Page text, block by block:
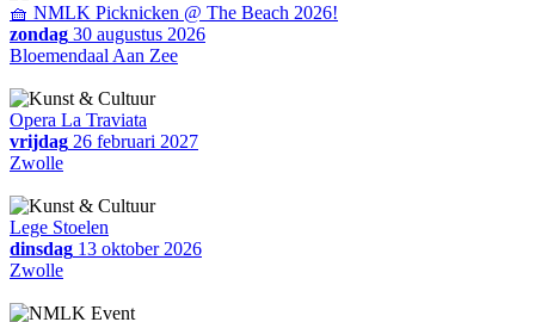
🧺 NMLK Picknicken @ The Beach 2026!
zondag 30 augustus 2026
Bloemendaal Aan Zee
Opera La Traviata
vrijdag 26 februari 2027
Zwolle
Lege Stoelen
dinsdag 13 oktober 2026
Zwolle